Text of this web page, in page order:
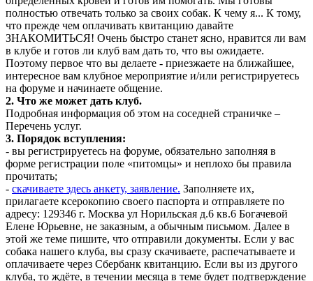
полностью отвечать только за своих собак. К чему я... К тому,
что прежде чем оплачивать квитанцию давайте
ЗНАКОМИТЬСЯ! Очень быстро станет ясно, нравится ли вам
в клубе и готов ли клуб вам дать то, что вы ожидаете.
Поэтому первое что вы делаете - приезжаете на ближайшее,
интересное вам клубное мероприятие и/или регистрируетесь
на форуме и начинаете общение.
2. Что же может дать клуб.
Подробная информация об этом на соседней страничке –
Перечень услуг.
3. Порядок вступления:
- вы регистрируетесь на форуме, обязательно заполняя в
форме регистрации поле «питомцы» и неплохо бы правила
прочитать;
- скачиваете здесь анкету, заявление. Заполняете их,
прилагаете ксерокопию своего паспорта и отправляете по
адресу: 129346 г. Москва ул Норильская д.6 кв.6 Богачевой
Елене Юрьевне, не заказным, а обычным письмом. Далее в
этой же теме пишите, что отправили документы. Если у вас
собака нашего клуба, вы сразу скачиваете, распечатываете и
оплачиваете через Сбербанк квитанцию. Если вы из другого
клуба, то ждёте, в течении месяца в теме будет подтверждение